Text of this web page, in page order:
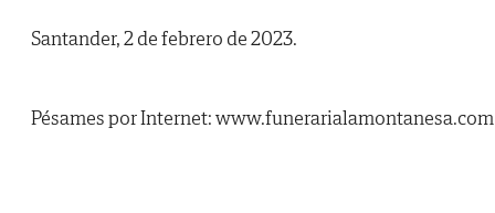
Santander, 2 de febrero de 2023.
Pésames por Internet: www.funerarialamontanesa.com